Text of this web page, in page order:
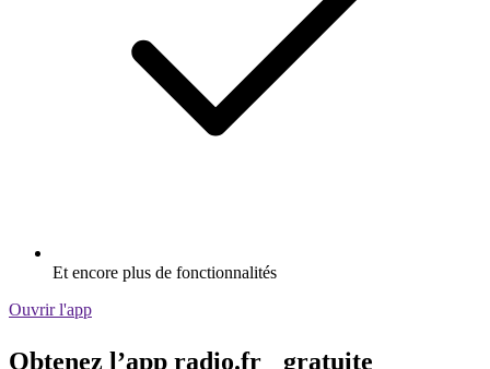
Et encore plus de fonctionnalités
Ouvrir l'app
Obtenez l’app radio.fr gratuite